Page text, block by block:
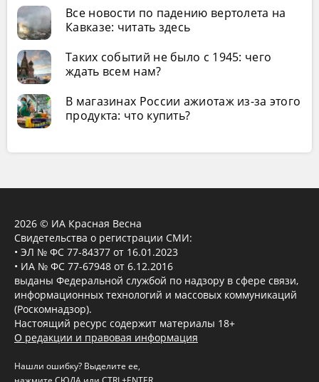
Все новости по падению вертолета на
Кавказе: читать здесь
Таких событий не было с 1945: чего
ждать всем нам?
В магазинах России ажиотаж из-за этого
продукта: что купить?
2026 © ИА Красная Весна
Свидетельства о регистрации СМИ:
• ЭЛ № ФС 77-84377 от 16.01.2023
• ИА № ФС 77-67948 от 6.12.2016
выданы Федеральной службой по надзору в сфере связи,
информационных технологий и массовых коммуникаций
(Роскомнадзор).
Настоящий ресурс содержит материалы 18+
О редакции и правовая информация
Нашли ошибку? Выделите ее,